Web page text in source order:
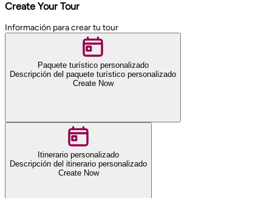
Create Your Tour
Información para crear tu tour
Paquete turístico personalizado
Descripción del paquete turístico personalizado
Create Now
Itinerario personalizado
Descripción del itinerario personalizado
Create Now